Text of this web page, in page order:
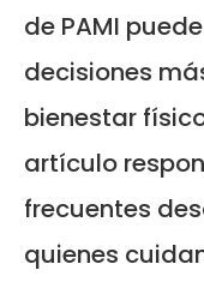
de PAMI
decisiones
bienestar
artículo
frecuentes
quienes